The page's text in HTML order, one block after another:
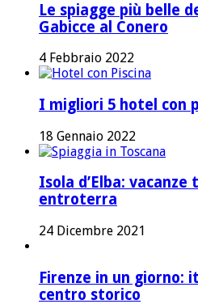
Le spiagge più belle
Gabicce al Conero
4 Febbraio 2022
I migliori 5 hotel con
18 Gennaio 2022
Isola d’Elba: vacanze
entroterra
24 Dicembre 2021
Firenze in un giorno:
centro storico